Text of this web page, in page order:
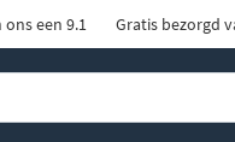
een 9.1 Gratis bezorgd